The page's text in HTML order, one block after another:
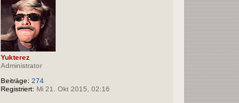
Yukterez
Administrator
Beiträge: 274
Registriert: Mi 21. Okt 2015, 02:16